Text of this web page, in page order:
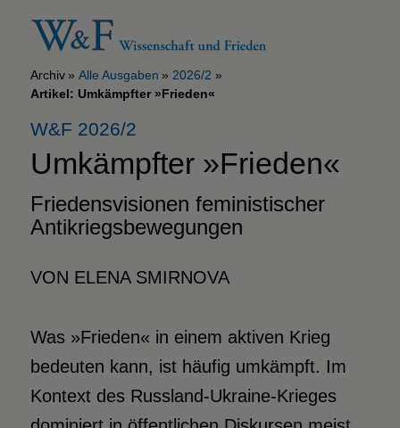
Archiv Alle Ausgaben
2026/2
Artikel: Umkämpfter »Frieden«
W&F 2026/2
Umkämpfter »Frieden«
Friedensvisionen feministischer
Antikriegsbewegungen
VON ELENA SMIRNOVA
Was »Frieden« in einem aktiven Krieg
bedeuten kann, ist häufig umkämpft. Im
Kontext des Russland-Ukraine-Krieges